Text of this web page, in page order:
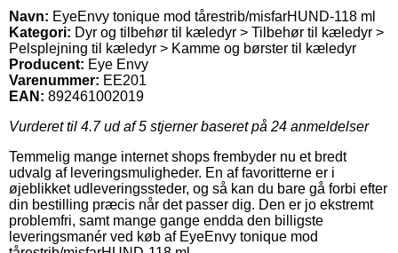
Navn: EyeEnvy tonique mod tårestrib/misfarHUND-118 ml
Kategori: Dyr og tilbehør til kæledyr > Tilbehør til kæledyr >
Pelsplejning til kæledyr > Kamme og børster til kæledyr
Producent: Eye Envy
Varenummer: EE201
EAN: 892461002019
Vurderet til 4.7ud af 5 stjerner baseret på 24 anmeldelser
Temmelig mange internet shops frembyder nu et bredt
udvalg af leveringsmuligheder. En af favoritterne er i
øjeblikket udleveringssteder, og så kan du bare gå forbi efter
din bestilling præcis når det passer dig. Den er jo ekstremt
problemfri, samt mange gange endda den billigste
leveringsmanér ved køb af EyeEnvy tonique mod